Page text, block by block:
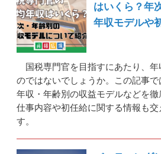
はいくら？年
年収モデルや
国税専門官を目指すにあたり、
のではないでしょうか。この記事
年収・年齢別の収益モデルなどを徹
仕事内容や初任給に関する情報も
す。